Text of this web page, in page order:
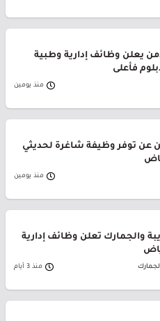
يعلن وظائف إدارية وطبية
فأعلى
منذ يومين
عن توفر وظيفة شاغرة لحديثي
منذ يومين
والجمارك تعلن وظائف إدارية
منذ 3 أيام